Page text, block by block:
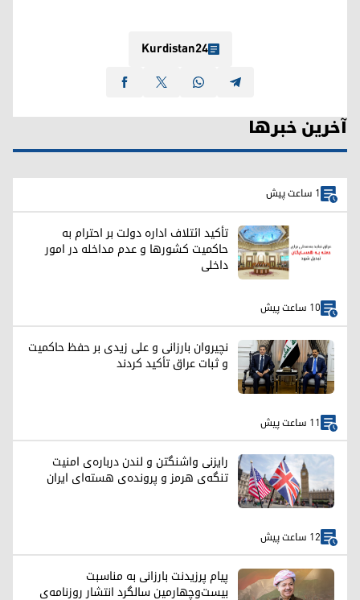
Kurdistan24
آخرین خبرها
1 ساعت پیش
تأکید ائتلاف اداره دولت بر احترام به
حاکمیت کشورها و عدم مداخله در امور
داخلی
10 ساعت پیش
نچیروان بارزانی و علی زیدی بر حفظ حاکمیت
و ثبات عراق تأکید کردند
11 ساعت پیش
رایزنی واشنگتن و لندن درباره‌ی امنیت
تنگه‌ی هرمز و پرونده‌ی هسته‌ای ایران
12 ساعت پیش
پیام پرزیدنت بارزانی به مناسبت
بیست‌وچهارمین سالگرد انتشار روزنامه‌ی